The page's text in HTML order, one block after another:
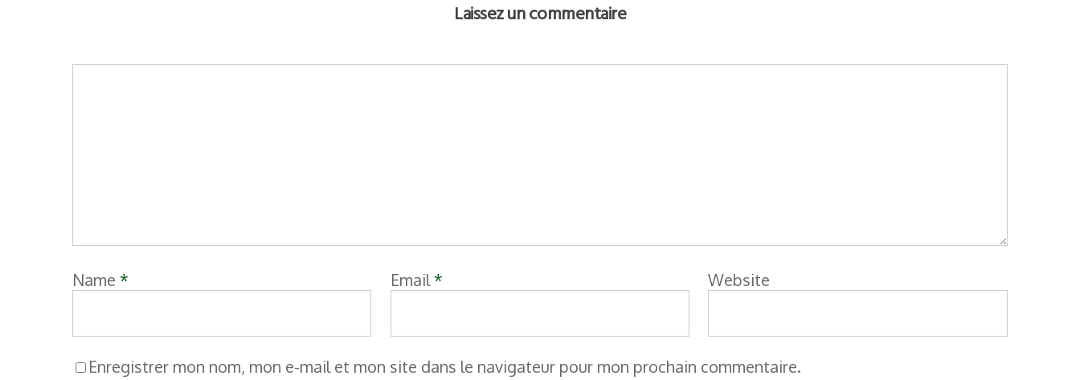
Laissez un commentaire
Name * Email* Website
Enregistrer mon nom, mon e-mail et mon site dans le navigateur pour mon prochain commentaire.